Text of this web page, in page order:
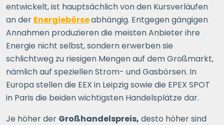
entwickelt, ist hauptsächlich von den Kursverläufen
an der Energiebörseabhängig. Entgegen gängigen
Annahmen produzieren die meisten Anbieter ihre
Energie nicht selbst, sondern erwerben sie
schlichtweg zu riesigen Mengen auf dem Großmarkt,
nämlich auf speziellen Strom- und Gasbörsen. In
Europa stellen die EEX in Leipzig sowie die EPEX SPOT
in Paris die beiden wichtigsten Handelsplätze dar.
Je höher der Großhandelspreis, desto höher sind